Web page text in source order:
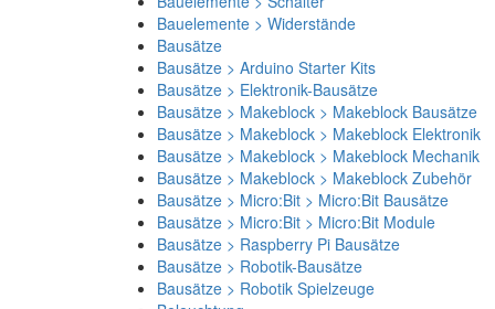
Bauelemente > Widerstände
Bausätze
Bausätze > Arduino Starter Kits
Bausätze > Elektronik-Bausätze
Bausätze > Makeblock > Makeblock Bausätze
Bausätze > Makeblock > Makeblock Elektronik
Bausätze > Makeblock > Makeblock Mechanik
Bausätze > Makeblock > Makeblock Zubehör
Bausätze > Micro:Bit > Micro:Bit Bausätze
Bausätze > Micro:Bit > Micro:Bit Module
Bausätze > Raspberry Pi Bausätze
Bausätze > Robotik-Bausätze
Bausätze > Robotik Spielzeuge